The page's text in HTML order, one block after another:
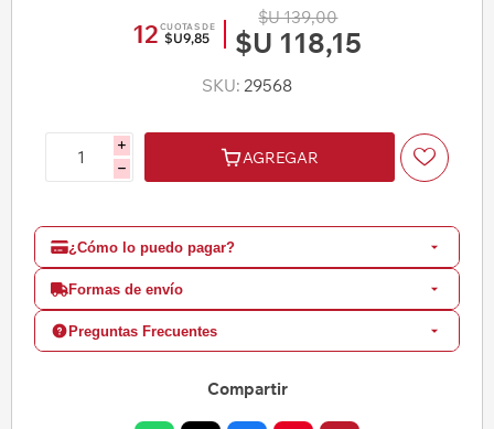
12 CUOTAS DE
$U9,85
$U 139,00
$U 118,15
SKU: 29568
i
h
AGREGAR
¿Cómo lo puedo pagar?
Formas de envío
Preguntas Frecuentes
Compartir